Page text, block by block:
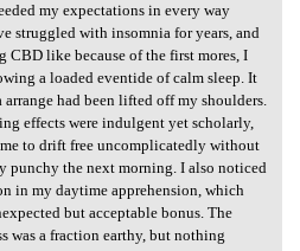
my expectations
my expectations in every way
struggled with insomnia for years, and
CBD like because of the first mores, I
a loaded eventide of calm sleep. It
arrange had been lifted off my shoulders.
effects were indulgent yet scholarly,
to drift free uncomplicatedly without
punchy the next morning. I also noticed
in my daytime apprehension, which
but acceptable bonus. The
was a fraction earthy, but nothing